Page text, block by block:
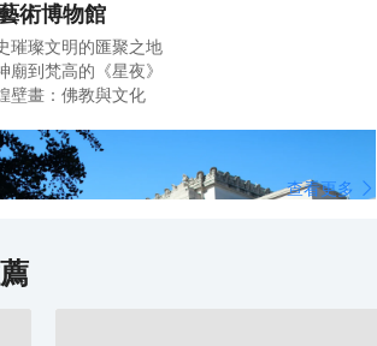
城市天際線的壯麗景色。
術博物館
璀璨文明的匯聚之地
廟到梵高的《星夜》
壁畫：佛教與文化
查看更多